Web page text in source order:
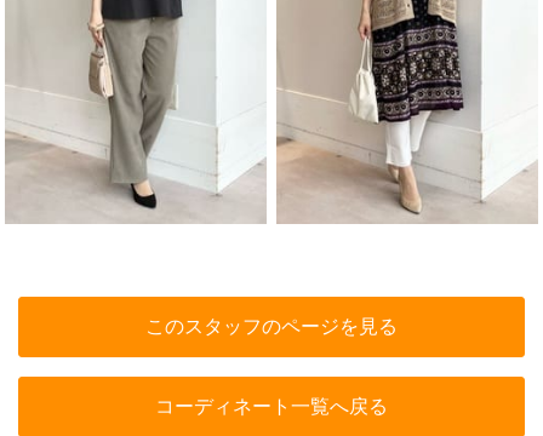
このスタッフのページを見る
コーディネート一覧へ戻る